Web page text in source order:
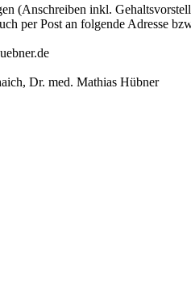
(Anschreiben inkl.
per Post an folgende Adresse
Dr. med. Mathias Hübner